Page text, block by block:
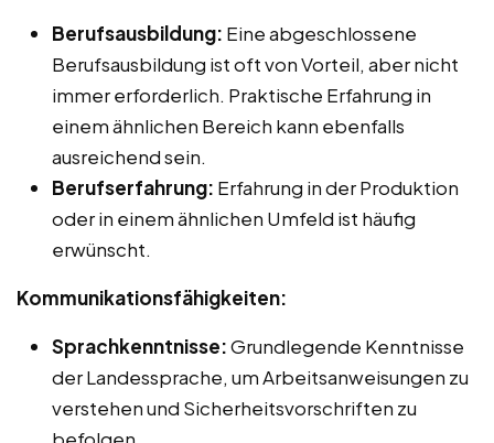
Berufsausbildung: Eine abgeschlossene
Berufsausbildung ist oft von Vorteil, aber nicht
immer erforderlich. Praktische Erfahrung in
einem ähnlichen Bereich kann ebenfalls
ausreichend sein.
Berufserfahrung: Erfahrung in der Produktion
oder in einem ähnlichen Umfeld ist häufig
erwünscht.
Kommunikationsfähigkeiten:
Sprachkenntnisse:Grundlegende Kenntnisse
der Landessprache, um Arbeitsanweisungen zu
verstehen und Sicherheitsvorschriften zu